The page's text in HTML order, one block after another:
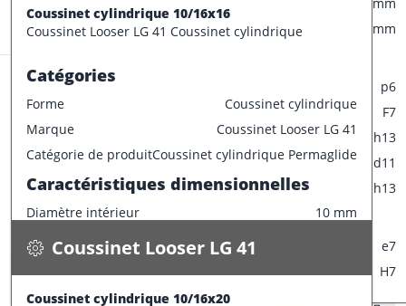
Epaisseur
3 mm
Champ de tolérance diamètre extérieur
p6
Champ de tolérance diamètre interieur
F7
Champ de tolérance longueur
h13
Champ de tolérance diamètre de la bride
d11
Champ de tolérance largeur de la bride
h13
Tolérances de montage préconisées
Tolérance de l'arbre
e7
Tolérance du logement
H7
Coussinet cylindrique 10/16x16
Coussinet Looser LG 41 Coussinet cylindrique
Catégories
Forme
Coussinet cylindrique
Marque
Coussinet Looser LG 41
Catégorie de produitCoussinet cylindrique Permaglide
Caractéristiques dimensionnelles
Diamètre intérieur
10 mm
Diamètre extérieur
Stock:94 pce
Coussinet Looser LG 41
0.020 kg / pce
Spécifications
Coussinet Looser LG 41
Coussinet cylindrique 10/16x20
CONFECTIONNER